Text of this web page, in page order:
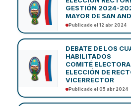
GESTIÓN 2024-
MAYOR DE SAN
Publicado el 12 abr 2024
DEBATE DE LOS
HABILITADOS
COMITÉ
ELECCIÓN DE
VICERRECTOR
Publicado el 05 abr 2024